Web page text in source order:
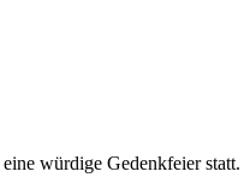
würdige Gedenkfeier statt.